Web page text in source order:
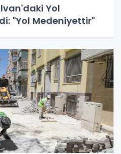
Yol
"Yol Medeniyettir"